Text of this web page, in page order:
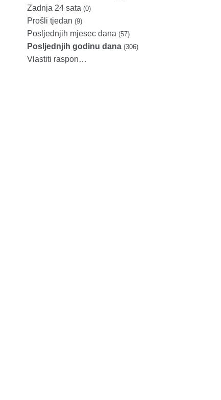
Zadnja 24 sata (0)
Prošli tjedan (9)
Posljednjih mjesec dana (57)
Posljednjih godinu dana (306)
Vlastiti raspon…